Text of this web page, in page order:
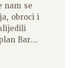
nam se
obroci i
Barb
dalje